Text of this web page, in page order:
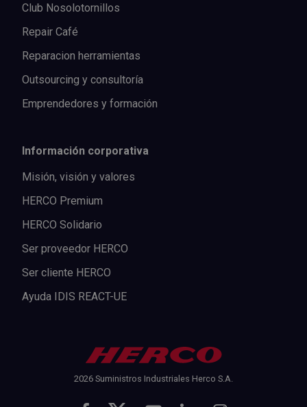
Club Nosolotornillos
Repair Café
Reparacion herramientas
Outsourcing y consultoría
Emprendedores y formación
Información corporativa
Misión, visión y valores
HERCO Premium
HERCO Solidario
Ser proveedor HERCO
Ser cliente HERCO
Ayuda IDIS REACT-UE
2026 Suministros Industriales Herco S.A.